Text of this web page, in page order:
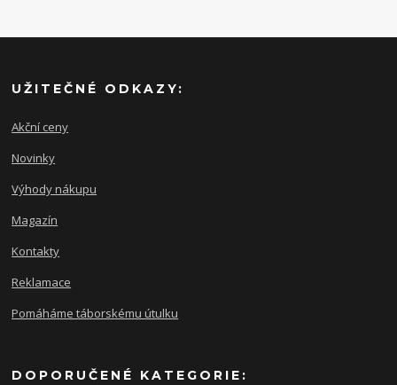
UŽITEČNÉ ODKAZY:
Akční ceny
Novinky
Výhody nákupu
Magazín
Kontakty
Reklamace
Pomáháme táborskému útulku
DOPORUČENÉ KATEGORIE: